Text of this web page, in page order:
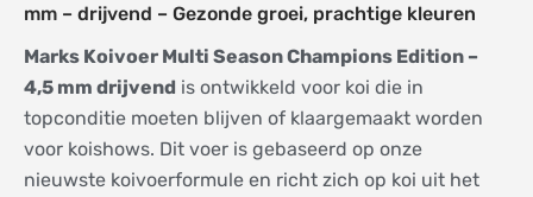
mm – drijvend – Gezonde groei, prachtige kleuren
Marks Koivoer Multi Season Champions Edition –
4,5 mm drijvend is ontwikkeld voor koi die in
topconditie moeten blijven of klaargemaakt worden
voor koishows. Dit voer is gebaseerd op onze
nieuwste koivoerformule en richt zich op koi uit het